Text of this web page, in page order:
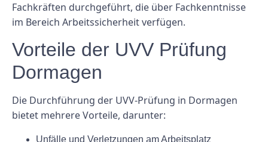
Fachkräften durchgeführt, die über Fachkenntnisse
im Bereich Arbeitssicherheit verfügen.
Vorteile der UVV Prüfung
Dormagen
Die Durchführung der UVV-Prüfung in Dormagen
bietet mehrere Vorteile, darunter:
Unfälle und Verletzungen am Arbeitsplatz